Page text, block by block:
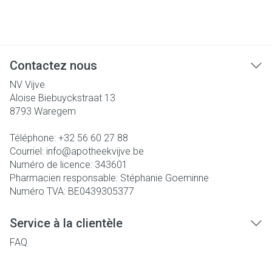
Contactez nous
NV Vijve
Aloise Biebuyckstraat 13
8793 Waregem
Téléphone: +32 56 60 27 88
Courriel: info@apotheekvijve.be
Numéro de licence: 343601
Pharmacien responsable: Stéphanie Goeminne
Numéro TVA: BE0439305377
Service à la clientèle
FAQ